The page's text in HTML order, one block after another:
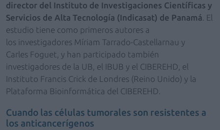
director del Instituto de Investigaciones Científicas y
Servicios de Alta Tecnología (Indicasat) de Panamá . El
estudio tiene como primeros autores a
los investigadores Míriam Tarrado-Castellarnau y
Carles Foguet, y han participado también
investigadores de la UB, el IBUB y el CIBEREHD, el
Instituto Francis Crick de Londres (Reino Unido) y la
Plataforma Bioinformática del CIBEREHD.
Cuando las células tumorales son resistentes a
los anticancerígenos